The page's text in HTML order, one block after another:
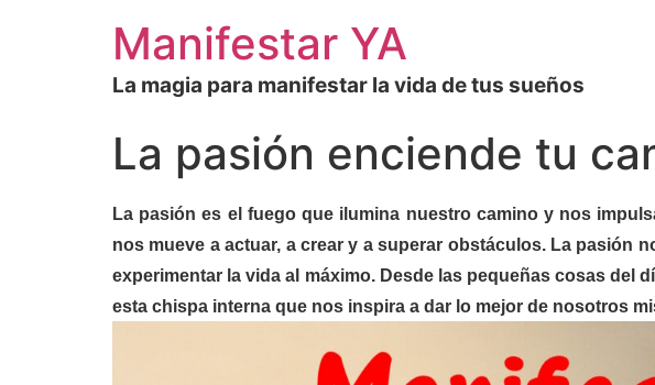
Manifestar YA
La magia para manifestar la vida de tus sueños
La pasión enciende tu
La pasión es el fuego que ilumina nuestro camino y nos
nos mueve a actuar, a crear y a superar obstáculos. La pasión
experimentar la vida al máximo. Desde las pequeñas cosas del
esta chispa interna que nos inspira a dar lo mejor de nosotros